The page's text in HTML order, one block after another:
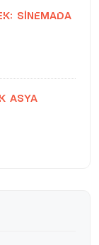
Sinemada
Asya